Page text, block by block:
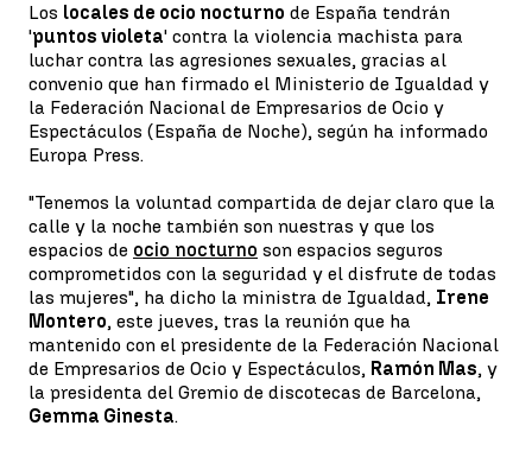
Los locales de ocio nocturno de España tendrán
'puntos violeta' contra la violencia machista para
luchar contra las agresiones sexuales, gracias al
convenio que han firmado el Ministerio de Igualdad y
la Federación Nacional de Empresarios de Ocio y
Espectáculos (España de Noche), según ha informado
Europa Press.
"Tenemos la voluntad compartida de dejar claro que la
calle y la noche también son nuestras y que los
espacios de ocio nocturno son espacios seguros
comprometidos con la seguridad y el disfrute de todas
las mujeres", ha dicho la ministra de Igualdad, Irene
Montero, este jueves, tras la reunión que ha
mantenido con el presidente de la Federación Nacional
de Empresarios de Ocio y Espectáculos, Ramón Mas, y
la presidenta del Gremio de discotecas de Barcelona,
Gemma Ginesta.